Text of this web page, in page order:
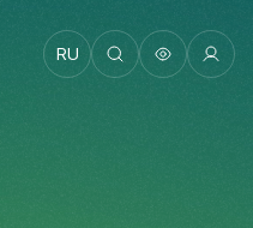
RU